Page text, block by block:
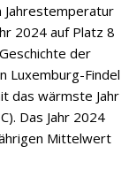
Jahrestemperatur
2024 auf Platz 8
der
Luxemburg-Findel
das wärmste Jahr
Das Jahr 2024
Mittelwert